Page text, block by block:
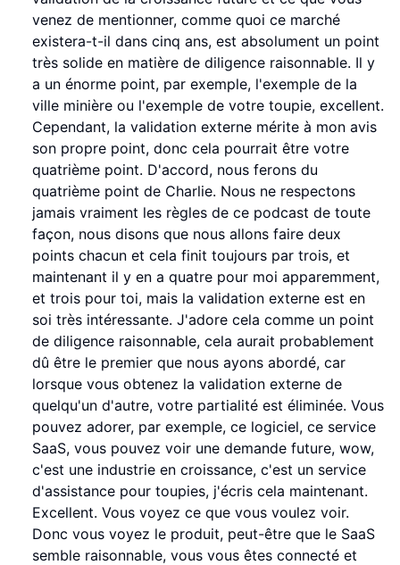
venez de mentionner, comme quoi ce marché
existera-t-il dans cinq ans, est absolument un point
très solide en matière de diligence raisonnable. Il y
a un énorme point, par exemple, l'exemple de la
ville minière ou l'exemple de votre toupie, excellent.
Cependant, la validation externe mérite à mon avis
son propre point, donc cela pourrait être votre
quatrième point. D'accord, nous ferons du
quatrième point de Charlie. Nous ne respectons
jamais vraiment les règles de ce podcast de toute
façon, nous disons que nous allons faire deux
points chacun et cela finit toujours par trois, et
maintenant il y en a quatre pour moi apparemment,
et trois pour toi, mais la validation externe est en
soi très intéressante. J'adore cela comme un point
de diligence raisonnable, cela aurait probablement
dû être le premier que nous ayons abordé, car
lorsque vous obtenez la validation externe de
quelqu'un d'autre, votre partialité est éliminée. Vous
pouvez adorer, par exemple, ce logiciel, ce service
SaaS, vous pouvez voir une demande future, wow,
c'est une industrie en croissance, c'est un service
d'assistance pour toupies, j'écris cela maintenant.
Excellent. Vous voyez ce que vous voulez voir.
Donc vous voyez le produit, peut-être que le SaaS
semble raisonnable, vous vous êtes connecté et